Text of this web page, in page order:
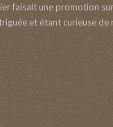
faisait une promotion
et étant curieuse de